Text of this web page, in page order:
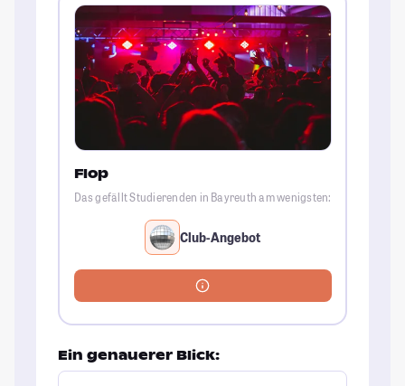
Flop
Das gefällt Studierenden in Bayreuth am wenigsten:
Club-Angebot
Ein genauerer Blick: